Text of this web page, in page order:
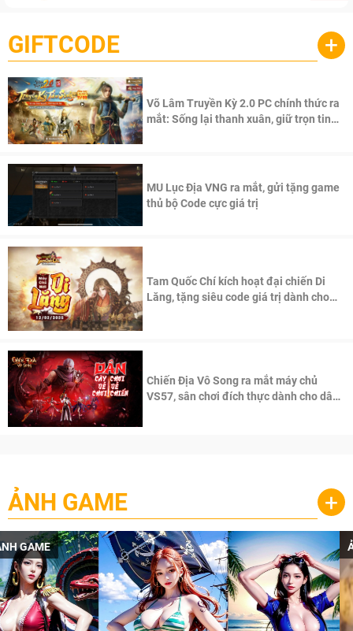
GIFTCODE +
Võ Lâm Truyền Kỳ 2.0 PC chính thức ra
mắt: Sống lại thanh xuân, giữ trọn tinh
MU Lục Địa VNG ra mắt, gửi tặng game
thủ bộ Code cực giá trị
Tam Quốc Chí kích hoạt đại chiến Di
Lăng, tặng siêu code giá trị dành cho
Chiến Địa Vô Song ra mắt máy chủ
VS57, sân chơi đích thực dành cho dân
ẢNH GAME +
ẢNH GAME